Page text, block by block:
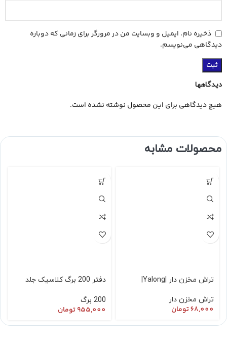
دیدگاهها
هیچ دیدگاهی برای این محصول نوشته نشده است.
ذخیره نام، ایمیل و وبسایت من در مرورگر برای زمانی که دوباره
دیدگاهی می‌نویسم.
محصولات مشابه
تراش مخزن دار |Yalong|
تراش مخزن دار
68,000تومان
دفتر 200 برگ کلاسیک جلد
200 برگ
955,000تومان